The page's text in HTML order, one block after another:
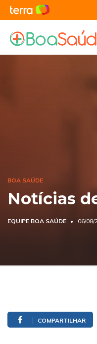
BOA SAÚDE
Notícias
EQUIPE BOA SAÚDE 06/08/
COMPARTILHAR